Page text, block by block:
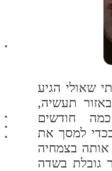
שאולי הגיע
תעשיה,
חודשים
למסך את
אותה בצמחיה
גובלת בשדה